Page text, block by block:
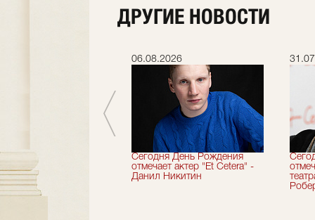
ДРУГИЕ НОВОСТИ
сезон!
06.08.2026
Сегодня День Рождения
отмечает актер "Et Cetera" -
Данил Никитин